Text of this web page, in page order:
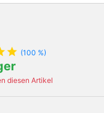
star (100 %)
diesen Artikel